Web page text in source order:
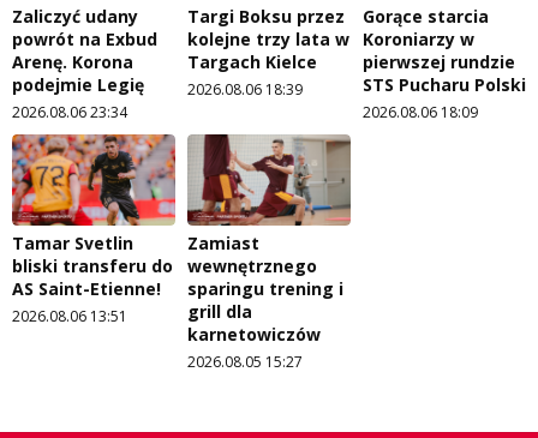
Zaliczyć udany
powrót na Exbud
Arenę. Korona
podejmie Legię
2026.08.06 23:34
Targi Boksu przez
kolejne trzy lata w
Targach Kielce
2026.08.06 18:39
Gorące starcia
Koroniarzy w
pierwszej rundzie
STS Pucharu Polski
2026.08.06 18:09
Tamar Svetlin
bliski transferu do
AS Saint-Etienne!
2026.08.06 13:51
Zamiast
wewnętrznego
sparingu trening i
grill dla
karnetowiczów
2026.08.05 15:27